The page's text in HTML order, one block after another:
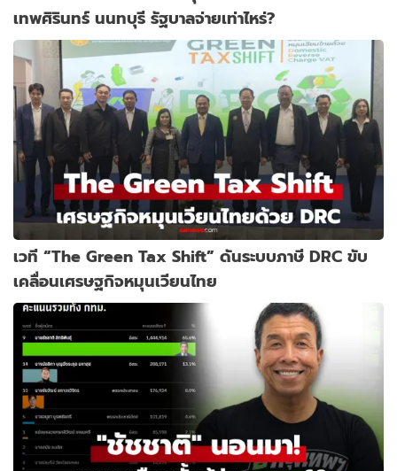
เทพศิรินทร์ นนทบุรี รัฐบาลจ่ายเท่าไหร่?
เวที “The Green Tax Shift” ดันระบบภาษี DRC ขับ
เคลื่อนเศรษฐกิจหมุนเวียนไทย